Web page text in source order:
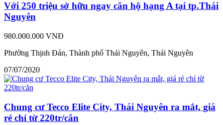
Với 250 triệu sở hữu ngay căn hộ hạng A tại tp.Thái
Nguyên
980.000.000 VNĐ
Phường Thịnh Đán, Thành phố Thái Nguyên, Thái Nguyên
07/07/2020
Chung cư Tecco Elite City, Thái Nguyên ra mắt, giá
rẻ chỉ từ 220tr/căn